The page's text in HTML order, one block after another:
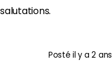
Postéil y a 2 ans